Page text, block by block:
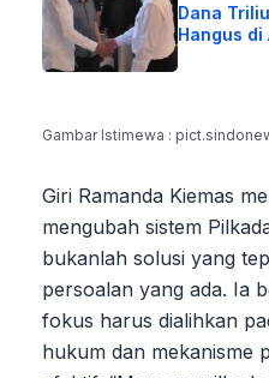
Dana
Hangus di
Gambar Istimewa :
Giri Ramanda Kiemas
mengubah sistem
bukanlah solusi yang
persoalan yang ada. Ia
fokus harus dialihkan
hukum dan mekanisme